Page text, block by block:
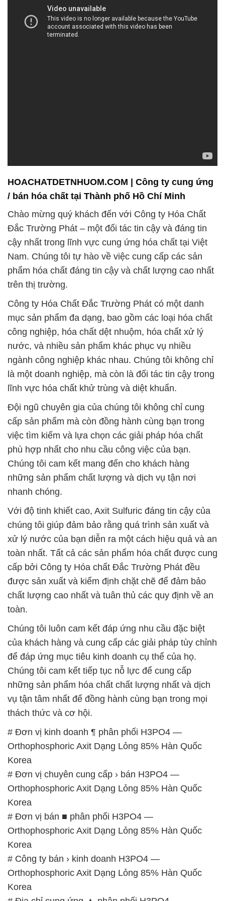
/ bán hóa chất tại Thành phố Hồ Chí Minh
Chào mừng quý khách đến với Công ty Hóa Chất
là một doanh nghiệp, mà còn là đối tác tin cậy trong
lĩnh vực hóa chất khử trùng và diệt khuẩn.
Đội ngũ chuyên gia của chúng tôi không chỉ cung
cấp sản phẩm mà còn đồng hành cùng bạn trong
việc tìm kiếm và lựa chọn các giải pháp hóa chất
phù hợp nhất cho nhu cầu công việc của bạn.
Chúng tôi cam kết mang đến cho khách hàng
những sản phẩm chất lượng và dịch vụ tận nơi
nhanh chóng.
Với độ tinh khiết cao, Axit Sulfuric đáng tin cậy của
chúng tôi giúp đảm bảo rằng quá trình sản xuất và
xử lý nước của bạn diễn ra một cách hiệu quả và an
toàn nhất. Tất cả các sản phẩm hóa chất được cung
cấp bởi Công ty Hóa chất Đắc Trường Phát đều
được sản xuất và kiểm định chặt chẽ để đảm bảo
chất lượng cao nhất và tuân thủ các quy định về an
toàn.
Chúng tôi luôn cam kết đáp ứng nhu cầu đặc biệt
của khách hàng và cung cấp các giải pháp tùy chỉnh
để đáp ứng mục tiêu kinh doanh cụ thể của họ.
Chúng tôi cam kết tiếp tục nỗ lực để cung cấp
những sản phẩm hóa chất chất lượng nhất và dịch
vụ tận tâm nhất để đồng hành cùng bạn trong mọi
thách thức và cơ hội.
# Đơn vị kinh doanh ¶ phân phối H3PO4 —
Orthophosphoric Axit Dạng Lỏng 85% Hàn Quốc
Korea
# Đơn vị chuyên cung cấp › bán H3PO4 —
Orthophosphoric Axit Dạng Lỏng 85% Hàn Quốc
# Đơn vị bán ■ phân phối H3PO4 —
Orthophosphoric Axit Dạng Lỏng 85% Hàn Quốc
Korea
# Công ty bán › kinh doanh H3PO4 —
Orthophosphoric Axit Dạng Lỏng 85% Hàn Quốc
Korea
# Địa chỉ cung ứng ▲ phân phối H3PO4 —
Orthophosphoric Axit Dạng Lỏng 85% Hàn Quốc
Korea
# Địa chỉ bán → kinh doanh H3PO4 —
Orthophosphoric Axit Dạng Lỏng 85% Hàn Quốc
Korea
# Cty chuyên cung ứng ◄ bán H3PO4 —
Orthophosphoric Axit Dạng Lỏng 85% Hàn Quốc
Korea
# Nơi bán [ thương mại ] H3PO4 —
Orthophosphoric Axit Dạng Lỏng 85% Hàn Quốc
Korea
# Cty bán ∞ cung cấp H3PO4 — Orthophosphoric